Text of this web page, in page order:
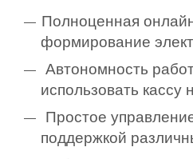
Полноценная
формирование
Автономность
использовать кассу
Простое
поддержкой